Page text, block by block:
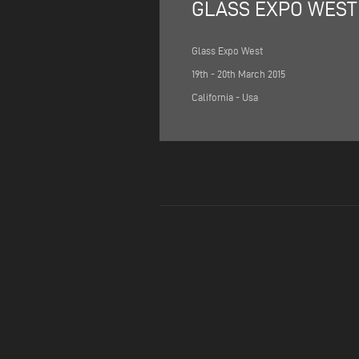
GLASS EXPO WEST
Glass Expo West
19th - 20th March 2015
California - Usa